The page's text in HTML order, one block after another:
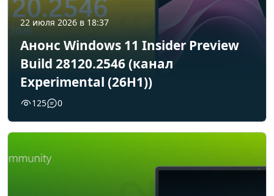
22 июля 2026 в 18:37
Анонс Windows 11 Insider Preview
Build 28120.2546 (канал
Experimental (26H1))
125 0